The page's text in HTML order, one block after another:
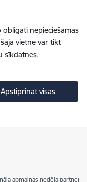
nepieciešamās
vietnē var tikt
sīkdatnes.
Apstiprināt visas
apmaiņas nedēļa